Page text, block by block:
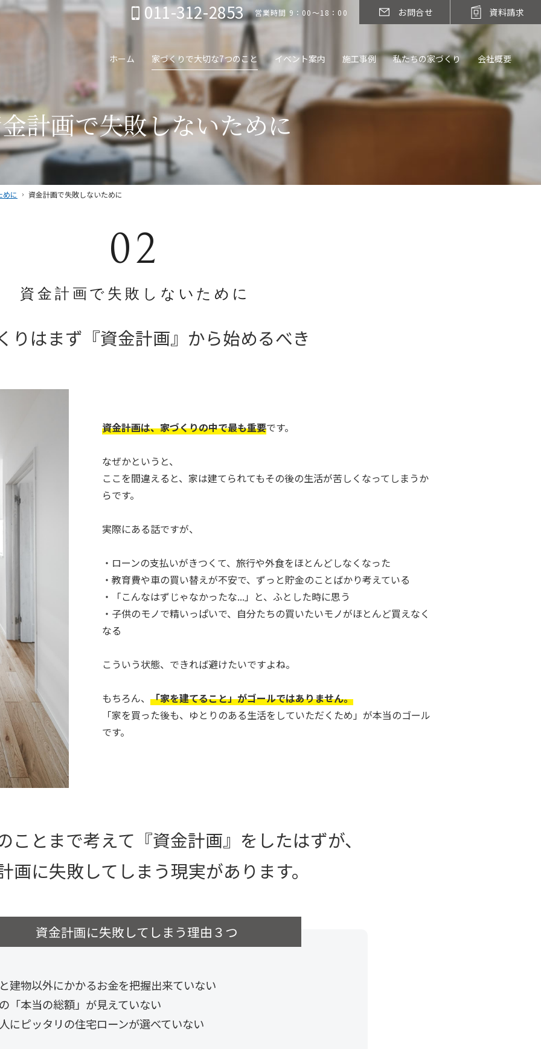
計画で失敗しないために
めに 資金計画で失敗しないために
02
資金計画で失敗しないために
りはまず 『資金計画』から始めるべき
資金計画は、家づくりの中で最も重要です。
なぜかというと、
ここを間違えると、家は建てられてもその後の生活が苦しくなってしまうか
らです。
実際にある話ですが、
・ローンの支払いがきつくて、旅行や外食をほとんどしなくなった
・教育費や車の買い替えが不安で、ずっと貯金のことばかり考えている
・「こんなはずじゃなかったな...」と、ふとした時に思う
・子供のモノで精いっぱいで、自分たちの買いたいモノがほとんど買えなく
なる
こういう状態、できれば避けたいですよね。
もちろん、 「家を建てること」がゴールではありません。
「家を買った後も、ゆとりのある生活をしていただくため」が本当のゴール
です。
ことまで考えて 『資金計画』をしたはずが、
画に失敗してしまう現実があります。
資金計画に失敗してしまう理由３つ
建物以外にかかるお金を把握出来ていない
「本当の総額」が見えていない
にピッタリの住宅ローンが選べていない
ホーム 家づくりで大切な7つのこと イベント案内 施工事例 私たちの家づくり 会社概要
011-312-2853 営業時間 9：00～18：00 お問合せ 資料請求